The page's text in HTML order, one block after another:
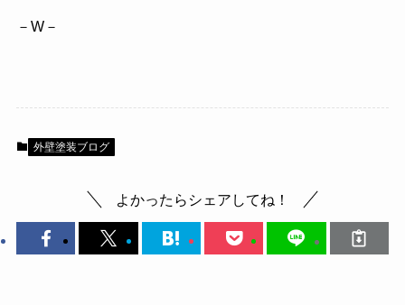
－W－
外壁塗装ブログ
よかったらシェアしてね！